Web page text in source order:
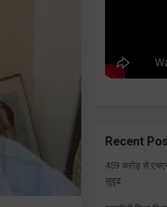
Recent
459 करोड़ से
सुदृढ